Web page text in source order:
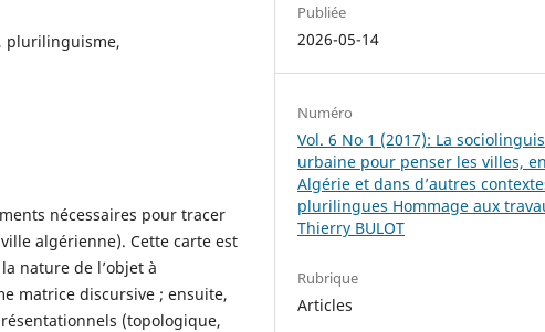
plurilinguisme,
nécessaires pour tracer
algérienne). Cette carte est
nature de l’objet à
matrice discursive ; ensuite,
(topologique,
Publiée
2026-05-14
Numéro
Vol. 6 No 1 (2017): La
urbaine pour penser les villes, en
Algérie et dans d’autres
plurilingues Hommage aux
Thierry BULOT
Rubrique
Articles